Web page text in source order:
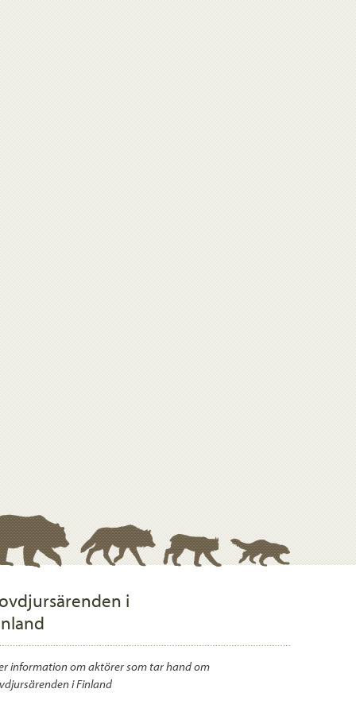
i
information om aktörer som tar hand om
i Finland